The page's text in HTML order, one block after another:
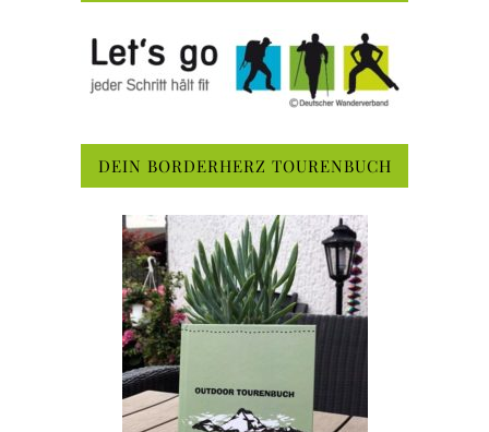
DEIN BORDERHERZ TOURENBUCH